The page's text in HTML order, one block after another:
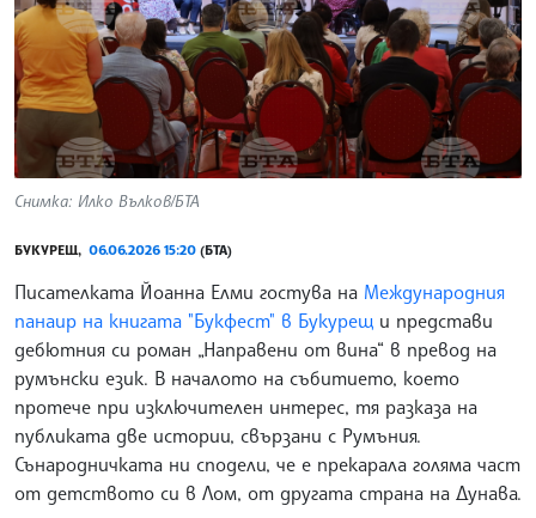
Снимка: Илко Вълков/БТА
БУКУРЕЩ, 06.06.2026 15:20 (БТА)
Писателката Йоанна Елми гостува на Международния
панаир на книгата "Букфест" в Букурещ и представи
дебютния си роман „Направени от вина“ в превод на
румънски език. В началото на събитието, което
протече при изключителен интерес, тя разказа на
публиката две истории, свързани с Румъния.
Сънародничката ни сподели, че е прекарала голяма част
от детството си в Лом, от другата страна на Дунава.